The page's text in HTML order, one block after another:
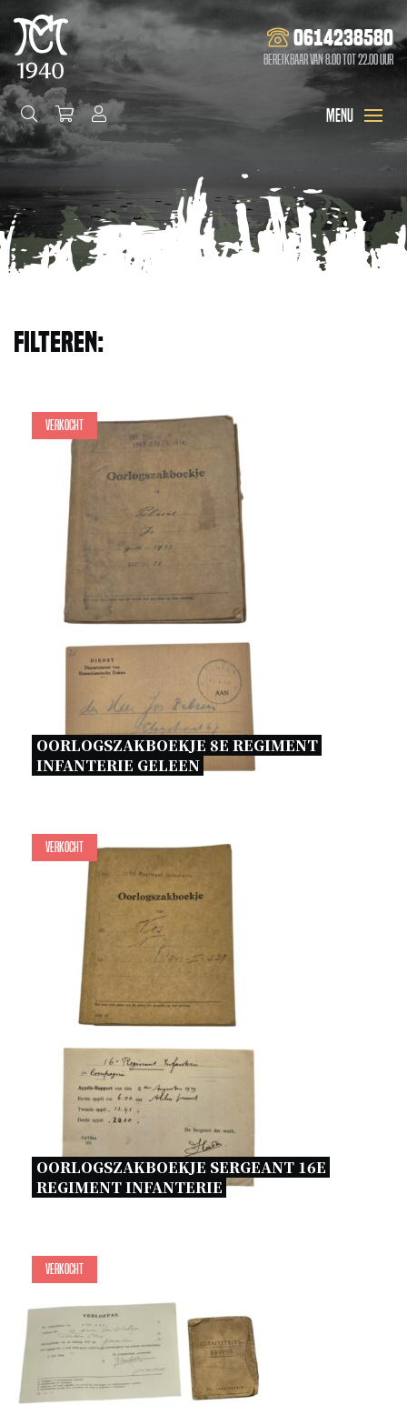
0614238580
Bereikbaar van 8.00 tot 22.00 uur
Filteren:
Verkocht
OORLOGSZAKBOEKJE 8E REGIMENT
INFANTERIE GELEEN
Verkocht
OORLOGSZAKBOEKJE SERGEANT 16E
REGIMENT INFANTERIE
Verkocht